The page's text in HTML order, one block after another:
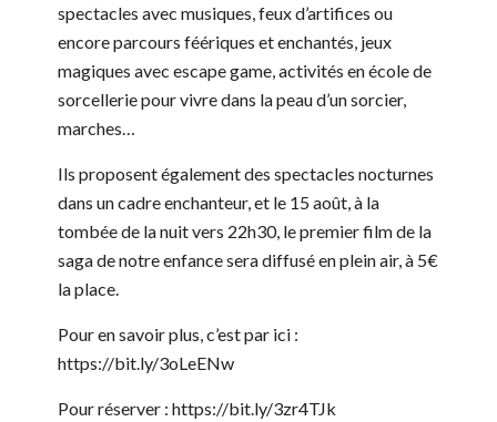
spectacles avec musiques, feux d’artifices ou
encore parcours féériques et enchantés, jeux
magiques avec escape game, activités en école de
sorcellerie pour vivre dans la peau d’un sorcier,
marches…
Ils proposent également des spectacles nocturnes
dans un cadre enchanteur, et le 15 août, à la
tombée de la nuit vers 22h30, le premier film de la
saga de notre enfance sera diffusé en plein air, à 5€
la place.
Pour en savoir plus, c’est par ici :
https://bit.ly/3oLeENw
Pour réserver : https://bit.ly/3zr4TJk